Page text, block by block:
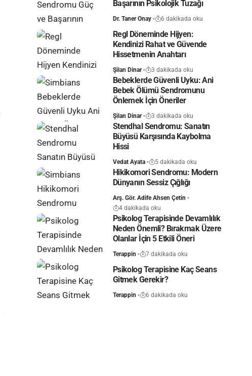
Başarının Psikolojik Tuzağı
Dr. Taner Onay 6 dakikada oku
Regl Döneminde Hijyen:
Kendinizi Rahat ve Güvende
Hissetmenin Anahtarı
Şilan Dinar 3 dakikada oku
Bebeklerde Güvenli Uyku: Ani
Bebek Ölümü Sendromunu
Önlemek İçin Öneriler
Şilan Dinar 3 dakikada oku
Stendhal Sendromu: Sanatın
Büyüsü Karşısında Kaybolma
Hissi
Vedat Ayata 5 dakikada oku
Hikikomori Sendromu: Modern
Dünyanın Sessiz Çığlığı
Arş. Gör. Adife Ahsen Çetin
4 dakikada oku
Psikolog Terapisinde Devamlılık
Neden Önemli? Bırakmak Üzere
Olanlar İçin 5 Etkili Öneri
Terappin 7 dakikada oku
Psikolog Terapisine Kaç Seans
Gitmek Gerekir?
Terappin 6 dakikada oku